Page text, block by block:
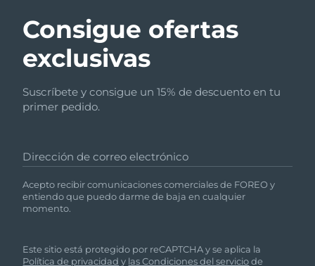
Consigue ofertas
exclusivas
Suscríbete y consigue un 15% de descuento en tu
primer pedido.
Dirección de correo electrónico
Acepto recibir comunicaciones comerciales de FOREO y
entiendo que puedo darme de baja en cualquier
momento.
Este sitio está protegido por reCAPTCHA y se aplica la
Política de privacidad y las Condiciones del serviciode